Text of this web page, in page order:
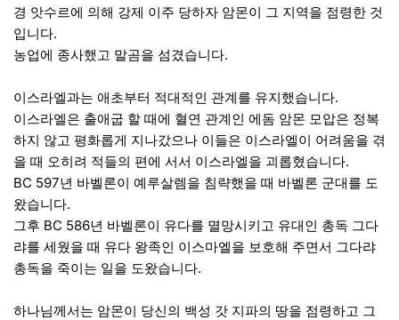
경 앗수르에 의해 강제 이주 당하자 암몬이 그 지역을 점령한 것
입니다.
농업에 종사했고 말곰을 섬겼습니다.
이스라엘과는 애초부터 적대적인 관계를 유지했습니다.
이스라엘은 출애굽 할 때에 혈연 관계인 에돔 암몬 모압은 정복
하지 않고 평화롭게 지나갔으나 이들은 이스라엘이 어려움을 겪
을 때 오히려 적들의 편에 서서 이스라엘을 괴롭혔습니다.
BC 597년 바벨론이 예루살렘을 침략했을 때 바벨론 군대를 도
왔습니다.
그후 BC 586년 바벨론이 유다를 멸망시키고 유대인 총독 그다
랴를 세웠을 때 유다 왕족인 이스마엘을 보호해 주면서 그다랴
총독을 죽이는 일을 도왔습니다.
하나님께서는 암몬이 당신의 백성 갓 지파의 땅을 점령하고 그